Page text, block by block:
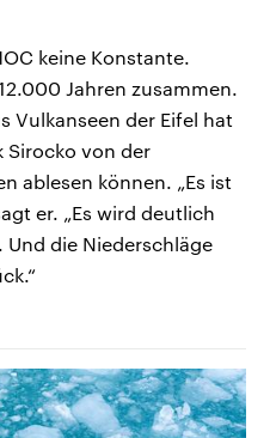
keine Konstante.
Jahren zusammen.
Vulkanseen der Eifel hat
Sirocko von der
ablesen können. „Es ist
er. „Es wird deutlich
Und die Niederschläge